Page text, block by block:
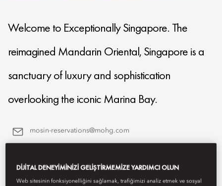
Welcome to Exceptionally Singapore. The
reimagined Mandarin Oriental, Singapore is a
sanctuary of luxury and sophistication
overlooking the iconic Marina Bay.
mosin-reservations@mohg.com
Contact Us
DIJITAL DENEYIMINIZI GELIŞTIRMEMIZE YARDIMCI OLUN
Web sitesinin fonksiyonelliğini sağlamak, trafiğimizi analiz etmek ve sosyal